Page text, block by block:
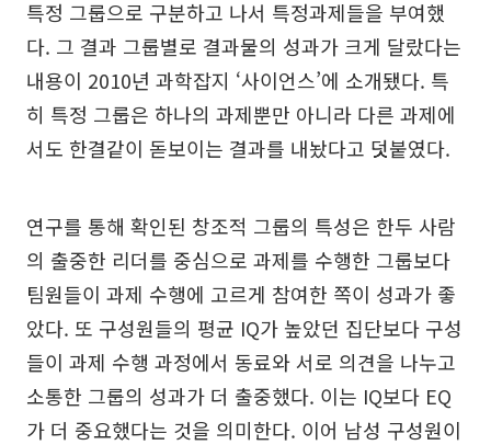
특정 그룹으로 구분하고 나서 특정과제들을 부여했
다. 그 결과 그룹별로 결과물의 성과가 크게 달랐다는
내용이 2010년 과학잡지 ‘사이언스’에 소개됐다. 특
히 특정 그룹은 하나의 과제뿐만 아니라 다른 과제에
서도 한결같이 돋보이는 결과를 내놨다고 덧붙였다.
연구를 통해 확인된 창조적 그룹의 특성은 한두 사람
의 출중한 리더를 중심으로 과제를 수행한 그룹보다
팀원들이 과제 수행에 고르게 참여한 쪽이 성과가 좋
았다. 또 구성원들의 평균 IQ가 높았던 집단보다 구성
들이 과제 수행 과정에서 동료와 서로 의견을 나누고
소통한 그룹의 성과가 더 출중했다. 이는 IQ보다 EQ
가 더 중요했다는 것을 의미한다. 이어 남성 구성원이